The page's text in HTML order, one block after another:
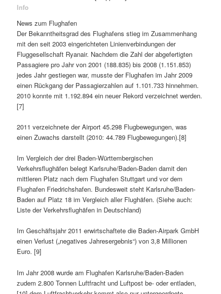
Info
News zum Flughafen
Der Bekanntheitsgrad des Flughafens stieg im Zusammenhang
mit den seit 2003 eingerichteten Linienverbindungen der
Fluggesellschaft Ryanair. Nachdem die Zahl der abgefertigten
Passagiere pro Jahr von 2001 (188.835) bis 2008 (1.151.853)
jedes Jahr gestiegen war, musste der Flughafen im Jahr 2009
einen Rückgang der Passagierzahlen auf 1.101.733 hinnehmen.
2010 konnte mit 1.192.894 ein neuer Rekord verzeichnet werden.
[7]
2011 verzeichnete der Airport 45.298 Flugbewegungen, was
einen Zuwachs darstellt (2010: 44.789 Flugbewegungen).[8]
Im Vergleich der drei Baden-Württembergischen
Verkehrsflughäfen belegt Karlsruhe/Baden-Baden damit den
mittleren Platz nach dem Flughafen Stuttgart und vor dem
Flughafen Friedrichshafen. Bundesweit steht Karlsruhe/Baden-
Baden auf Platz 18 im Vergleich aller Flughäfen. (Siehe auch:
Liste der Verkehrsflughäfen in Deutschland)
Im Geschäftsjahr 2011 erwirtschaftete die Baden-Airpark GmbH
einen Verlust („negatives Jahresergebnis“) von 3,8 Millionen
Euro. [9]
Im Jahr 2008 wurde am Flughafen Karlsruhe/Baden-Baden
zudem 2.800 Tonnen Luftfracht und Luftpost be- oder entladen,